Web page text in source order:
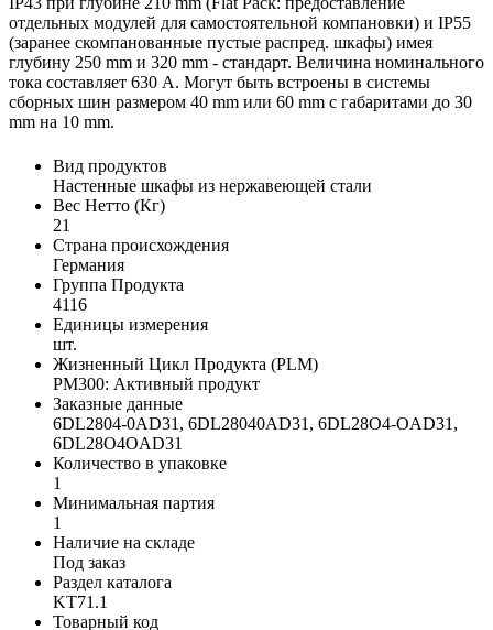
отдельных модулей для самостоятельной компановки) и IP55
(заранее скомпанованные пустые распред. шкафы) имея
глубину 250 mm и 320 mm - стандарт. Величина номинального
тока составляет 630 A. Могут быть встроены в системы
сборных шин размером 40 mm или 60 mm с габаритами до 30
mm на 10 mm.
Вид продуктов
Настенные шкафы из нержавеющей стали
Вес Нетто (Кг)
21
Страна происхождения
Германия
Группа Продукта
4116
Единицы измерения
шт.
Жизненный Цикл Продукта (PLM)
PM300: Активный продукт
Заказные данные
6DL2804-0AD31, 6DL28040AD31, 6DL28O4-OAD31,
6DL28O4OAD31
Количество в упаковке
1
Минимальная партия
1
Наличие на складе
Под заказ
Раздел каталога
KT71.1
Товарный код